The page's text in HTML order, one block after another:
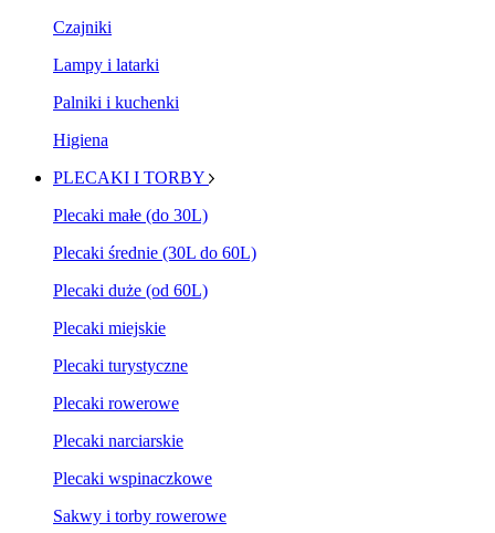
Czajniki
Lampy i latarki
Palniki i kuchenki
Higiena
PLECAKI I TORBY
Plecaki małe (do 30L)
Plecaki średnie (30L do 60L)
Plecaki duże (od 60L)
Plecaki miejskie
Plecaki turystyczne
Plecaki rowerowe
Plecaki narciarskie
Plecaki wspinaczkowe
Sakwy i torby rowerowe